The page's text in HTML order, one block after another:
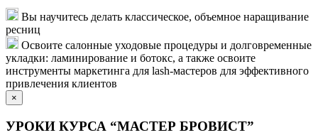
Вы научитесь делать классическое, объемное наращивание
ресниц
Освоите салонные уходовые процедуры и долговременные
укладки: ламинирование и ботокс, а также освоите
инструменты маркетинга для lash-мастеров для эффективного
привлечения клиентов
×
УРОКИ КУРСА “МАСТЕР БРОВИСТ”